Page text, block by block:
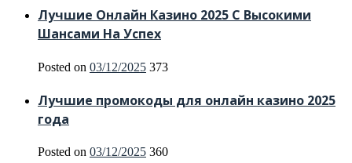
Лучшие Онлайн Казино 2025 С Высокими
Шансами На Успех
Posted on 03/12/2025 373
Лучшие промокоды для онлайн казино 2025
года
Posted on 03/12/2025 360